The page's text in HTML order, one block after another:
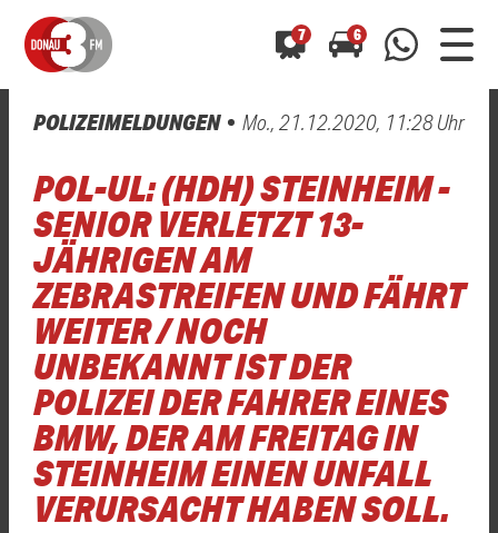
7 6
0800 0 490 400
01520 242 3333
Hast du auch einen Blitzer oder eine Verkehrsbehinderung
gesehen? Ganz einfach melden - kostenlos unter0800 0 490 400
oder perWhatsApp 01520 242 3333
Hast du auch einen Blitzer oder eine Verkehrsbehinderung
gesehen? Ganz einfach melden - kostenlos unter0800 0 490 400
oder perWhatsApp 01520 242 3333
POLIZEIMELDUNGEN Mo., 21.12.2020, 11:28 Uhr
POL-UL: (HDH) STEINHEIM -
SENIOR VERLETZT 13-
JÄHRIGEN AM
ZEBRASTREIFEN UND FÄHRT
WEITER / NOCH
UNBEKANNT IST DER
POLIZEI DER FAHRER EINES
BMW, DER AM FREITAG IN
STEINHEIM EINEN UNFALL
VERURSACHT HABEN SOLL.